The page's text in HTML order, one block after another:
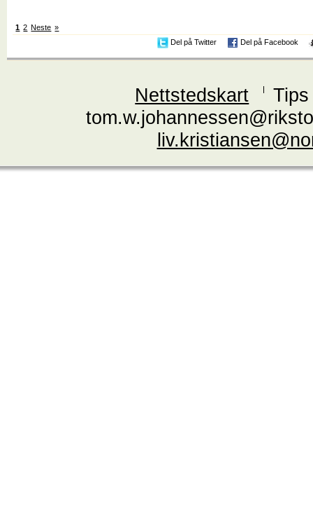
1 2 Neste »
Del på Twitter
Del på Facebook
Nettstedskart